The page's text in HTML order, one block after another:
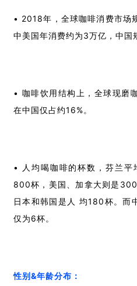
• 2018年，全球咖啡消费市场
中美国年消费约为3万亿，中国
• 咖啡饮用结构上，全球现磨
在中国仅占约16%。
• 人均喝咖啡的杯数，芬兰
800杯，美国、加拿大则是
日本和韩国是人 均180杯。而
仅为6杯。
性别&年龄分布：